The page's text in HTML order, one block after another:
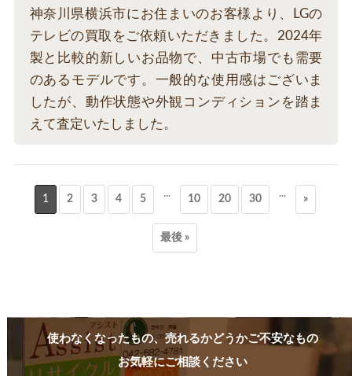
神奈川県横浜市にお住まいのお客様より、LGの
テレビの買取をご依頼いただきました。2024年
製と比較的新しいお品物で、中古市場でも需要
のあるモデルです。一般的な使用感はございま
したが、動作状態や外観コンディションを踏ま
えて査定いたしました。
1 2 3 4 5 ... 10 20 30 ... »
最後 »
使わなくなったもの、売れるかどうかご不安なもの
お気軽にご相談ください